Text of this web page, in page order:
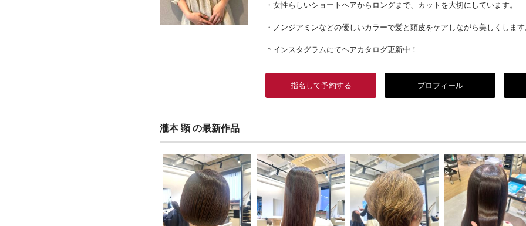
・女性らしいショートヘアからロングまで、カットを大切にしています。
・ノンジアミンなどの優しいカラーで髪と頭皮をケアしながら美しくします
＊インスタグラムにてヘアカタログ更新中！
指名して予約する プロフィール
瀧本 顕 の最新作品